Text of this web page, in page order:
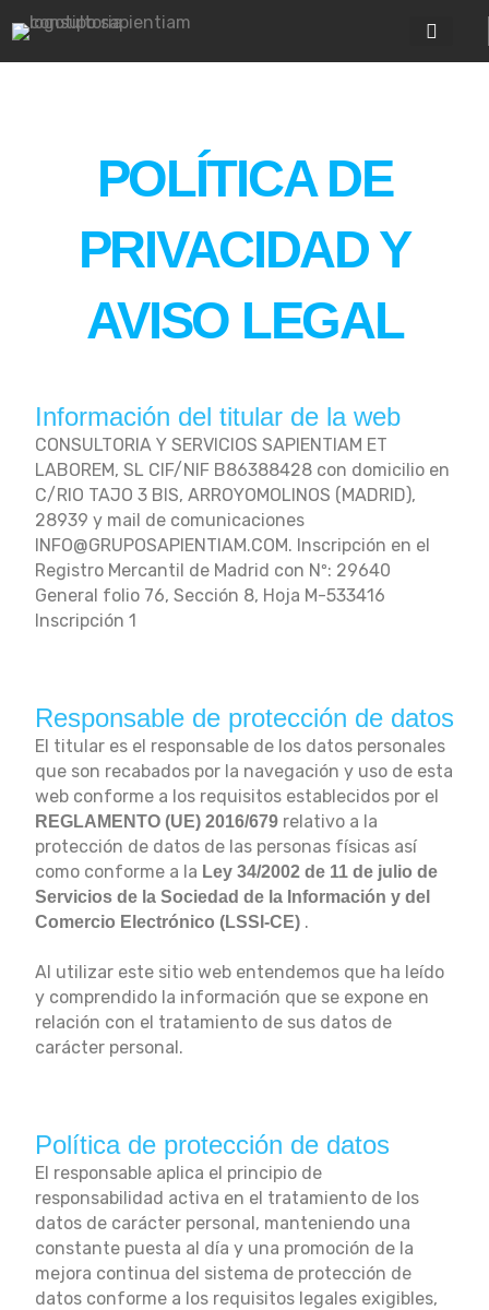
al
contenido
POLÍTICA DE
PRIVACIDAD Y
AVISO LEGAL
Información del titular de la web
CONSULTORIA Y SERVICIOS SAPIENTIAM ET
LABOREM, SL CIF/NIF B86388428 con domicilio en
C/RIO TAJO 3 BIS, ARROYOMOLINOS (MADRID),
28939 y mail de comunicaciones
INFO@GRUPOSAPIENTIAM.COM. Inscripción en el
Registro Mercantil de Madrid con Nº: 29640
General folio 76, Sección 8, Hoja M-533416
Inscripción 1
Responsable de protección de datos
El titular es el responsable de los datos personales
que son recabados por la navegación y uso de esta
web conforme a los requisitos establecidos por el
REGLAMENTO (UE) 2016/679 relativo a la
protección de datos de las personas físicas así
como conforme a la Ley 34/2002 de 11 de julio de
Servicios de la Sociedad de la Información y del
Comercio Electrónico (LSSI-CE) .
Al utilizar este sitio web entendemos que ha leído
y comprendido la información que se expone en
relación con el tratamiento de sus datos de
carácter personal.
Política de protección de datos
El responsable aplica el principio de
responsabilidad activa en el tratamiento de los
datos de carácter personal, manteniendo una
constante puesta al día y una promoción de la
mejora continua del sistema de protección de
datos conforme a los requisitos legales exigibles,